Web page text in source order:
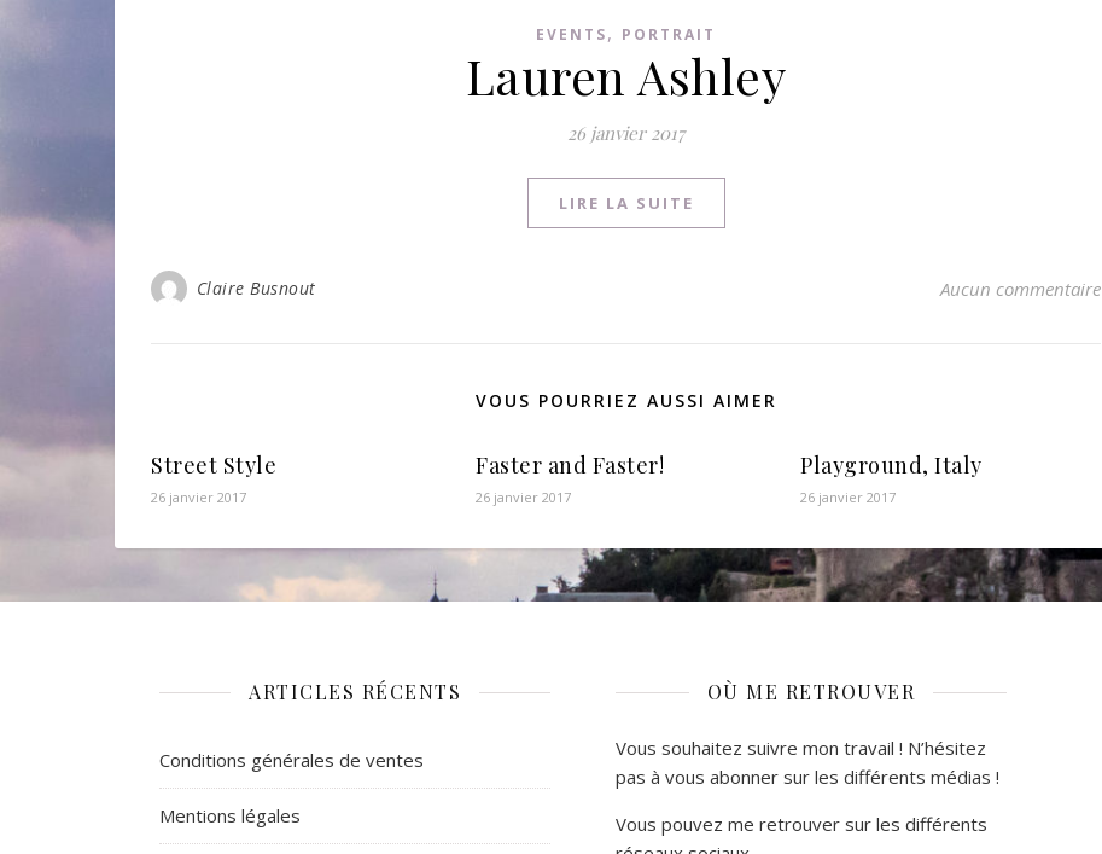
EVENTS, PORTRAIT
Lauren Ashley
26 janvier 2017
LIRE LA SUITE
Claire Busnout Aucun commentaire
VOUS POURRIEZ AUSSI AIMER
Street Style
26 janvier 2017
Faster and Faster!
26 janvier 2017
Playground, Italy
26 janvier 2017
ARTICLES RÉCENTS
Conditions générales de ventes
Mentions légales
OÙ ME RETROUVER
Vous souhaitez suivre mon travail ! N’hésitez
pas à vous abonner sur les différents médias !
Vous pouvez me retrouver sur les différents